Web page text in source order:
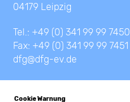
04179 Leipzig
Tel.: +49 (0) 341 99 99 7450
Fax: +49 (0) 341 99 99 7451
dfg@dfg-ev.de
Cookie Warnung